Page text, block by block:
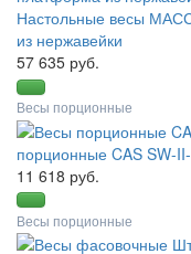
Настольные весы
из нержавейки
57 635 руб.
Весы порционные
порционные CAS SW-
11 618 руб.
Весы порционные